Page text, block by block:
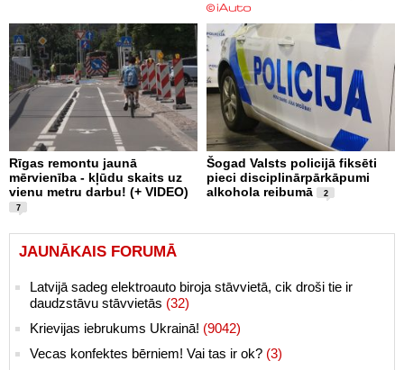
Rīgas remontu jaunā
mērvienība - kļūdu skaits uz
vienu metru darbu! (+ VIDEO)
7
Šogad Valsts policijā fiksēti
pieci disciplinārpārkāpumi
alkohola reibumā
2
JAUNĀKAIS FORUMĀ
Latvijā sadeg elektroauto biroja stāvvietā, cik droši tie ir
daudzstāvu stāvvietās (32)
Krievijas iebrukums Ukrainā! (9042)
Vecas konfektes bērniem! Vai tas ir ok? (3)